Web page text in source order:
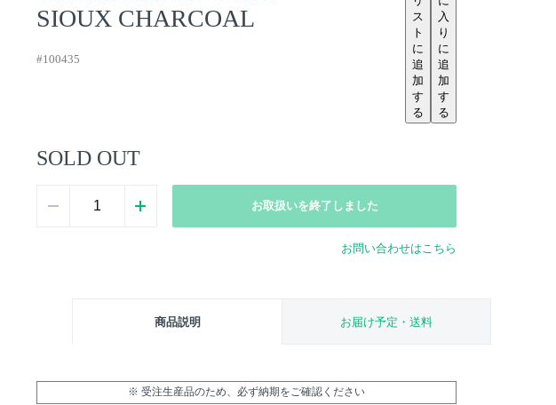
SIOUX CHARCOAL
#100435
ス
ト
に
追
加
す
る
入
り
に
追
加
す
る
SOLD OUT
お取扱いを終了しました
お問い合わせはこちら
商品説明 お届け予定・送料
※ 受注生産品のため、必ず納期をご確認ください